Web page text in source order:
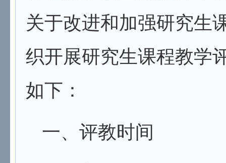
关于改进和加强研究生
织开展研究生课程教学
如下：
一、评教时间